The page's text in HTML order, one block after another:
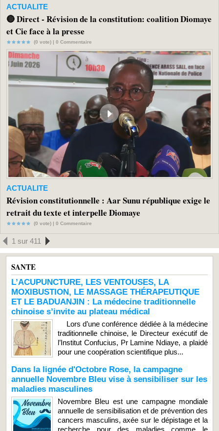
ACTUALITE
🔴 Direct - Révision de la constitution: coalition Diomaye
et Cie face à la presse
(0 vote) | 0 Commentaire
ACTUALITE
Révision constitutionnelle : Aar Sunu république exige le
retrait du texte et interpelle Diomaye
(0 vote) | 0 Commentaire
1 sur 411
SANTE
L’ACUPUNCTURE, LES VENTOUSES, LA
MOXIBUSTION, LE MASSAGE THÉRAPEUTIQUE
ET LE BADUANJIN : La médecine traditionnelle
chinoise s’invite au plateau médical
Lors d’une conférence dédiée à la médecine
traditionnelle chinoise, le Directeur exécutif de
l’Institut Confucius, Pr Lamine Ndiaye, a plaidé
pour une coopération scientifique plus...
Dans la lignée d'Octobre Rose, la campagne
annuelle Novembre Bleu vise à sensibiliser sur les
maladies masculines
Novembre Bleu est une campagne mondiale
annuelle de sensibilisation et de prévention des
cancers masculins, axée sur le dépistage et la
recherche pour des maladies comme le